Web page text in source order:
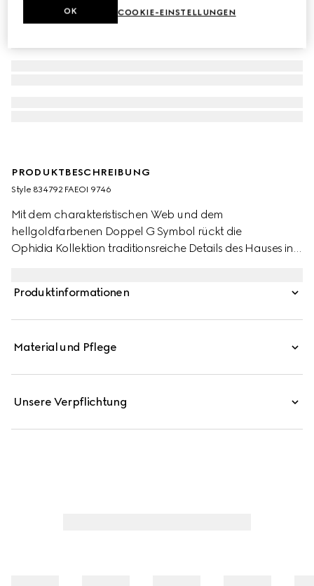
PRODUKTBESCHREIBUNG
Style ‎834792 FAEOI 9746
Mit dem charakteristischen Web und dem
hellgoldfarbenen Doppel G Symbol rückt die
Ophidia Kollektion traditionsreiche Details des Hauses in
Web-Detail geziert.
Produktinformationen
Material und Pflege
Unsere Verpflichtung
COOKIE-EINSTELLUNGEN
OK